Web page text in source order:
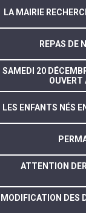
LA MAIRIE
REPAS DE
SAMEDI 20
OUVERT
LES ENFANTS NÉS
ATTENTION
MODIFICATION DES